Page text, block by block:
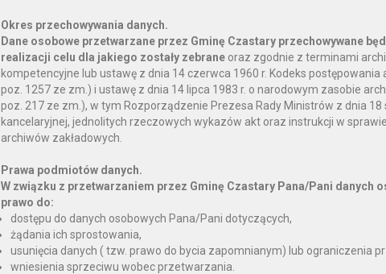
Okres przechowywania danych.
Dane osobowe przetwarzane przez Gminę Czastary przechowywane
realizacji celu dla jakiego zostały zebraneoraz zgodnie z terminami
kompetencyjne lub ustawę z dnia 14 czerwca 1960 r. Kodeks postępowania
poz. 1257 ze zm.) i ustawę z dnia 14 lipca 1983 r. o narodowym zasobie
poz. 217 ze zm.), w tym Rozporządzenie Prezesa Rady Ministrów z dnia
kancelaryjnej, jednolitych rzeczowych wykazów akt oraz instrukcji w
archiwów zakładowych.
Prawa podmiotów danych.
W związku z przetwarzaniem przez Gminę Czastary Pana/Pani danych
prawo do:
dostępu do danych osobowych Pana/Pani dotyczących,
żądania ich sprostowania,
usunięcia danych ( tzw. prawo do bycia zapomnianym) lub ograniczenia
wniesienia sprzeciwu wobec przetwarzania.